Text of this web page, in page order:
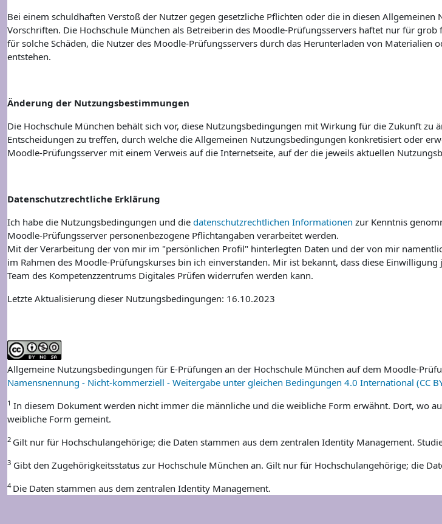
Bei einem schuldhaften Verstoß der Nutzer gegen gesetzliche Pflichten oder die in diesen
Vorschriften. Die Hochschule München als Betreiberin des Moodle-Prüfungsservers haftet nur für
für solche Schäden, die Nutzer des Moodle-Prüfungsservers durch das Herunterladen von Materialien
entstehen.
Änderung der Nutzungsbestimmungen
Die Hochschule München behält sich vor, diese Nutzungsbedingungen mit Wirkung für die Zukunft zu
Entscheidungen zu treffen, durch welche die Allgemeinen Nutzungsbedingungen konkretisiert oder
Moodle-Prüfungsserver mit einem Verweis auf die Internetseite, auf der die jeweils aktuellen
Datenschutzrechtliche Erklärung
Ich habe die Nutzungsbedingungen und die datenschutzrechtlichen Informationen zur Kenntnis
Moodle-Prüfungsserver personenbezogene Pflichtangaben verarbeitet werden.
Mit der Verarbeitung der von mir im "persönlichen Profil" hinterlegten Daten und der von mir
im Rahmen des Moodle-Prüfungskurses bin ich einverstanden. Mir ist bekannt, dass diese
Team des Kompetenzzentrums Digitales Prüfen widerrufen werden kann.
Letzte Aktualisierung dieser Nutzungsbedingungen: 16.10.2023
Allgemeine Nutzungsbedingungen für E-Prüfungen an der Hochschule München auf dem Moodle-
Namensnennung - Nicht-kommerziell - Weitergabe unter gleichen Bedingungen 4.0 International (CC
1 In diesem Dokument werden nicht immer die männliche und die weibliche Form erwähnt. Dort, wo
weibliche Form gemeint.
2 Gilt nur für Hochschulangehörige; die Daten stammen aus dem zentralen Identity Management.
3 Gibt den Zugehörigkeitsstatus zur Hochschule München an. Gilt nur für Hochschulangehörige; die
4 Die Daten stammen aus dem zentralen Identity Management.